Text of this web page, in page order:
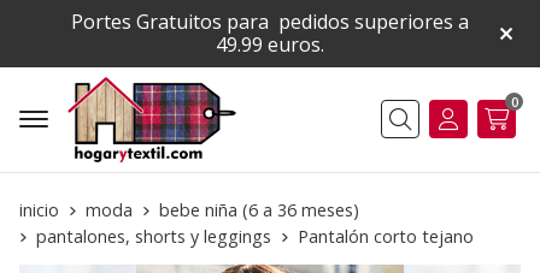
Portes Gratuitos para pedidos superiores a
49.99 euros.
Buscar
0
inicio moda
bebe niña (6 a 36 meses)
pantalones, shorts y leggings
Pantalón corto tejano